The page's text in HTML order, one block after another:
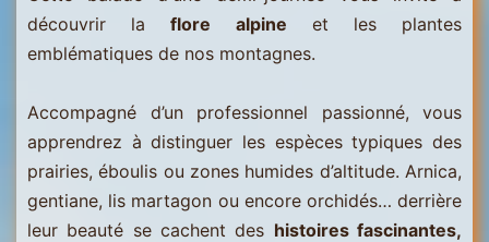
découvrir laflore alpine et les plantes
emblématiques de nos montagnes.
Accompagné d’un professionnel passionné, vous
apprendrez à distinguer les espèces typiques des
prairies, éboulis ou zones humides d’altitude. Arnica,
gentiane, lis martagon ou encore orchidés… derrière
leur beauté se cachent des histoires fascinantes,